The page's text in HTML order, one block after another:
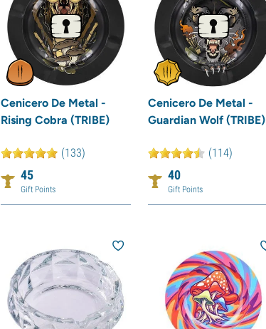
Cenicero De Metal -
Rising Cobra (TRIBE)
(133)
45
Gift Points
Cenicero De Metal -
Guardian Wolf (TRIBE)
(114)
40
Gift Points